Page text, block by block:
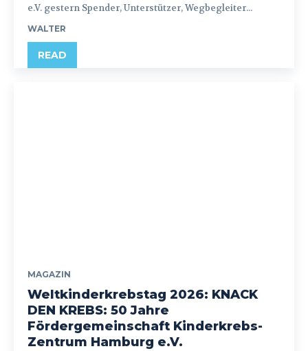
e.V. gestern Spender, Unterstützer, Wegbegleiter...
WALTER
READ
MAGAZIN
Weltkinderkrebstag 2026: KNACK
DEN KREBS: 50 Jahre
Fördergemeinschaft Kinderkrebs-
Zentrum Hamburg e.V.